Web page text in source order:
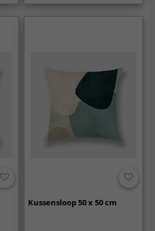
Kussensloop 50 x 50 cm